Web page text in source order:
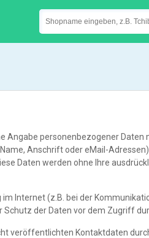
Angabe personenbezogener
Anschrift oder eMail-
Daten werden ohne Ihre
Internet (z.B. bei der
der Daten vor dem Zugriff
veröffentlichten Kontaktdaten